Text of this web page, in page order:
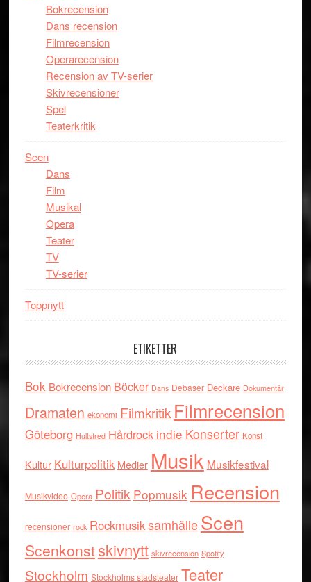
Bokrecension
Dans recension
Filmrecension
Operarecension
Recension av TV-serier
Skivrecensioner
Spel
Teaterkritik
Scen
Dans
Film
Musikal
Opera
Teater
TV
TV-serier
Toppnytt
ETIKETTER
Bok Bokrecension Böcker Dans Debaser Deckare Dokumentär
Dramaten ekonomi Filmkritik Filmrecension
Göteborg Hultsfred Hårdrock indie Konserter Konst
Kultur Kulturpolitik Medier Musik Musikfestival
Musikvideo Opera Politik Popmusik Recension
recensioner rock RockmusiksamhälleScen
Scenkonstskivnytt skivrecension Spotify
Stockholm Stockholms stadsteater Teater